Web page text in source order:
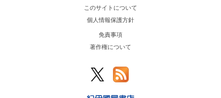
このサイトについて
個人情報保護方針
免責事項
著作権について